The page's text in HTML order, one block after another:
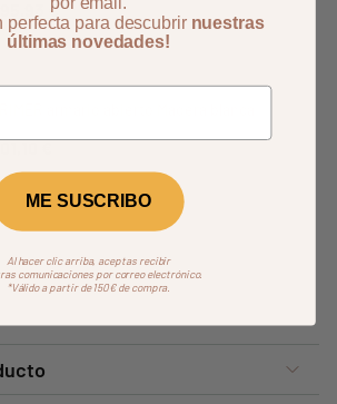
€
perfecta para descubrir nuestras
últimas novedades!
ME SUSCRIBO
Al hacer clic arriba, aceptas recibir
comunicaciones por correo electrónico.
*Válido a partir de 150€ de compra.